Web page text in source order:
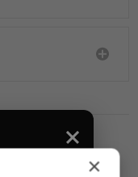
×